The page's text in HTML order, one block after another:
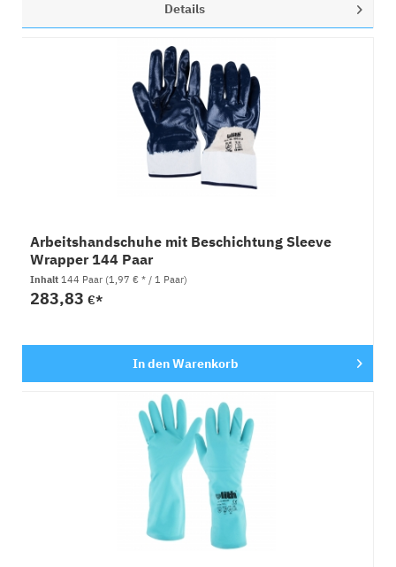
Details
Arbeitshandschuhe mit Beschichtung Sleeve
Wrapper 144 Paar
Inhalt144 Paar (1,97 € * / 1 Paar)
283,83€*
In denWarenkorb